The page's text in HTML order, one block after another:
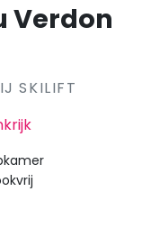
Verdon
SKILIFT